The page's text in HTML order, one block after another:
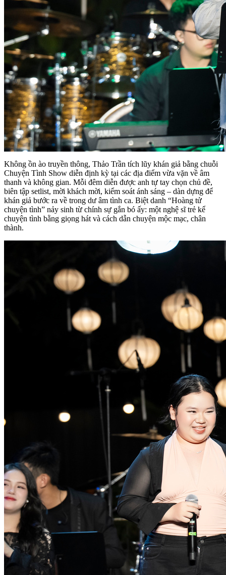
Không ồn ào truyền thông, Thảo Trần tích lũy khán giả bằng chuỗi
Chuyện Tình Show diễn định kỳ tại các địa điểm vừa vặn về âm
thanh và không gian. Mỗi đêm diễn được anh tự tay chọn chủ đề,
biên tập setlist, mời khách mời, kiểm soát ánh sáng – dàn dựng để
khán giả bước ra về trong dư âm tình ca. Biệt danh “Hoàng tử
chuyện tình” nảy sinh từ chính sự gắn bó ấy: một nghệ sĩ trẻ kể
chuyện tình bằng giọng hát và cách dẫn chuyện mộc mạc, chân
thành.